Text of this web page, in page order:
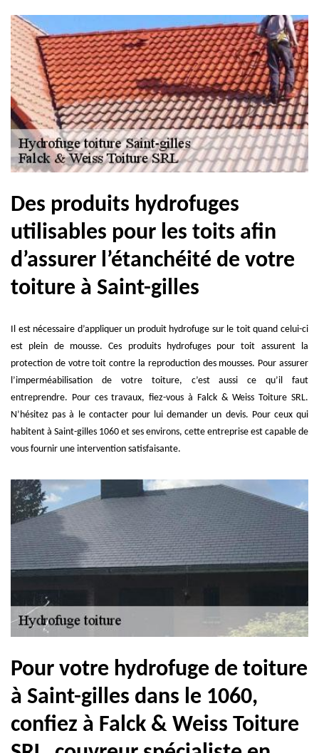
Des produits hydrofuges
utilisables pour les toits afin
d’assurer l’étanchéité de votre
toiture à Saint-gilles
Il est nécessaire d’appliquer un produit hydrofuge sur le toit quand celui-ci
est plein de mousse. Ces produits hydrofuges pour toit assurent la
protection de votre toit contre la reproduction des mousses. Pour assurer
l’imperméabilisation de votre toiture, c’est aussi ce qu’il faut
entreprendre. Pour ces travaux, fiez-vous à Falck & Weiss Toiture SRL.
N’hésitez pas à le contacter pour lui demander un devis. Pour ceux qui
habitent à Saint-gilles 1060 et ses environs, cette entreprise est capable de
vous fournir une intervention satisfaisante.
Pour votre hydrofuge de toiture
à Saint-gilles dans le 1060,
confiez à Falck & Weiss Toiture